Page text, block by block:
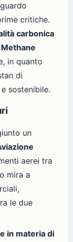
critiche.
carbonica
in quanto
di
sostenibile.
un
aerei tra
mira a
le due
in materia di